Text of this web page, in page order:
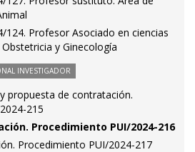
124. Profesor Asociado en ciencias
y Ginecología
INVESTIGADOR
propuesta de contratación.
215
Procedimiento PUI/2024-216
Procedimiento PUI/2024-217